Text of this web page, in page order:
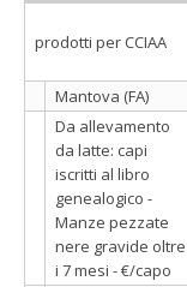
prodotti per CCIAA
Mantova (FA)
Da allevamento
da latte: capi
iscritti al libro
genealogico -
Manze pezzate
nere gravide oltre
i 7 mesi - €/capo